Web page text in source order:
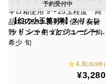
【幻の小玉第3弾】スリムレ
ッド シャキッとジューシー 3
キロ箱使用 9〜25玉程度 商
野 リンゴ 幻 幻のリンゴ 予約
4.8(359件)
¥3,280